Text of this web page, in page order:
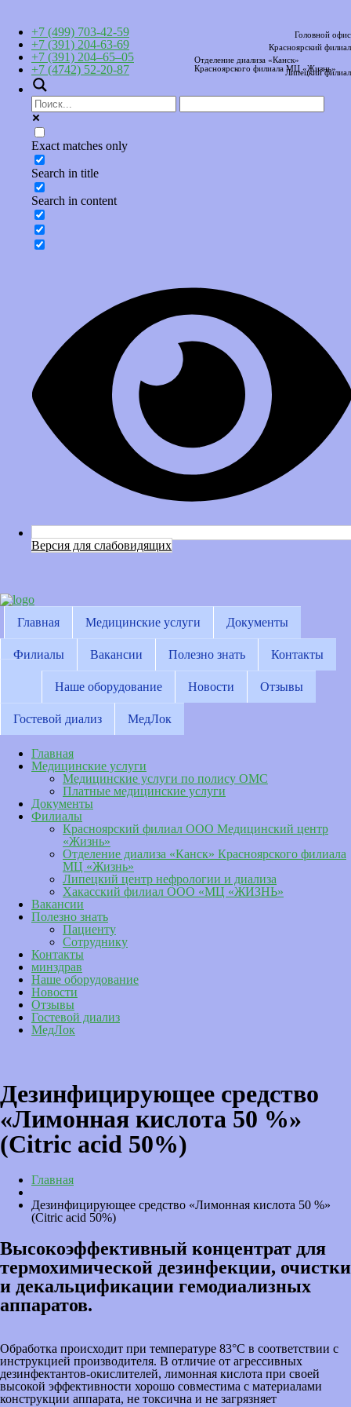
+7 (499) 703-42-59 Головной офис
+7 (391) 204-63-69 Красноярский филиал
+7 (391) 204–65–05
Отделение диализа «Канск»
Красноярского филиала МЦ «Жизнь»
+7 (4742) 52-20-87 Липецкий филиал
Exact matches only
Search in title
Search in content
Версия для слабовидящих
Главная Медицинские услуги Документы
Филиалы Вакансии Полезно знать Контакты
Наше оборудование Новости Отзывы
Гостевой диализ МедЛок
Главная
Медицинские услуги
Медицинские услуги по полису ОМС
Платные медицинские услуги
Документы
Филиалы
Красноярский филиал ООО Медицинский центр
«Жизнь»
Отделение диализа «Канск» Красноярского филиала
МЦ «Жизнь»
Липецкий центр нефрологии и диализа
Хакасский филиал ООО «МЦ «ЖИЗНЬ»
Вакансии
Полезно знать
Пациенту
Сотруднику
Контакты
минздрав
Наше оборудование
Новости
Отзывы
Гостевой диализ
МедЛок
Дезинфицирующее средство
«Лимонная кислота 50 %»
(Citric acid 50%)
Главная
Дезинфицирующее средство «Лимонная кислота 50 %»
(Citric acid 50%)
Высокоэффективный концентрат для
термохимической дезинфекции, очистки
и декальцификации гемодиализных
аппаратов.
Обработка происходит при температуре 83°C в соответствии с
инструкцией производителя. В отличие от агрессивных
дезинфектантов-окислителей, лимонная кислота при своей
высокой эффективности хорошо совместима с материалами
конструкции аппарата, не токсична и не загрязняет